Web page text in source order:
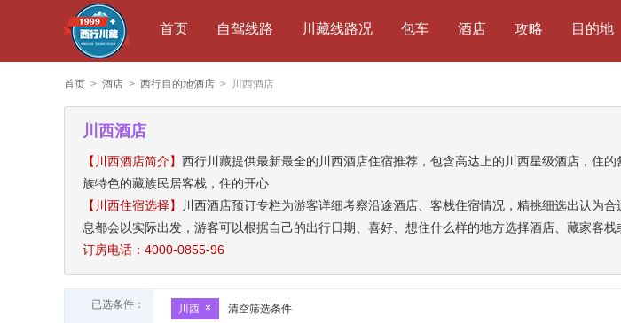
首页 自驾线路 川藏线路况 包车 酒店 攻略 目的地
首页 > 酒店 > 西行目的地酒店 > 川西酒店
川西酒店
【川西酒店简介】 西行川藏提供最新最全的川西酒店住宿推荐，包含高达上的川西星级酒店，住
族特色的藏族民居客栈，住的开心
【川西住宿选择】
川西酒店预订专栏为游客详细考察沿途酒店、客栈住宿情况，精挑细选出认为
息都会以实际出发，游客可以根据自己的出行日期、喜好、想住什么样的地方选择酒店、藏家客栈
订房电话：4000-0855-96
已选条件： 川西 清空筛选条件